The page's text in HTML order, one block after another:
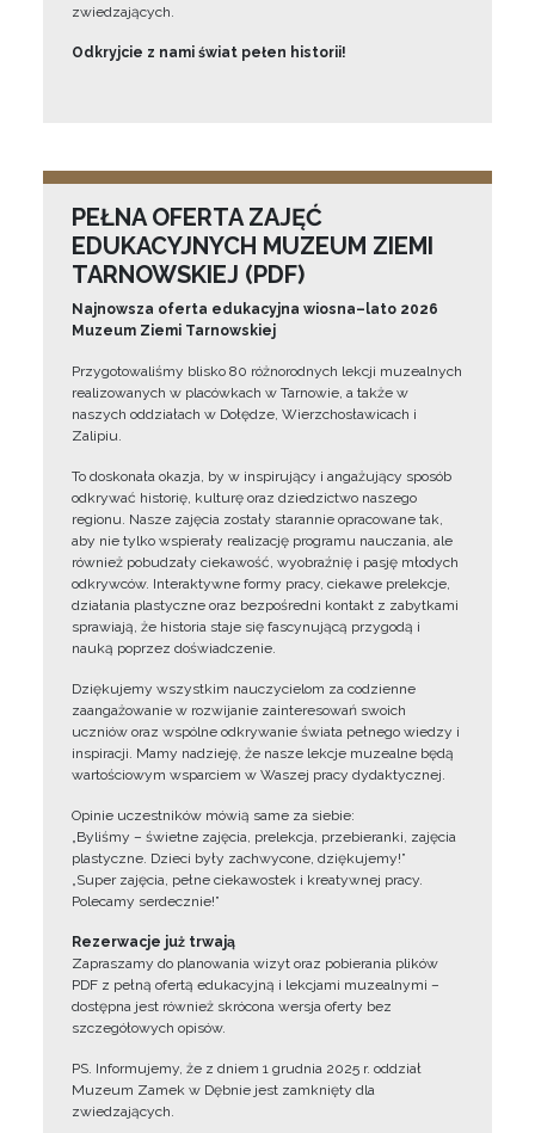
zwiedzających.
Odkryjcie z nami świat pełen historii!
PEŁNA OFERTA ZAJĘĆ
EDUKACYJNYCH MUZEUM ZIEMI
TARNOWSKIEJ (PDF)
Najnowsza oferta edukacyjna wiosna–lato 2026
Muzeum Ziemi Tarnowskiej
Przygotowaliśmy blisko 80 różnorodnych lekcji muzealnych
realizowanych w placówkach w Tarnowie, a także w
naszych oddziałach w Dołędze, Wierzchosławicach i
Zalipiu.
To doskonała okazja, by w inspirujący i angażujący sposób
odkrywać historię, kulturę oraz dziedzictwo naszego
regionu. Nasze zajęcia zostały starannie opracowane tak,
aby nie tylko wspierały realizację programu nauczania, ale
również pobudzały ciekawość, wyobraźnię i pasję młodych
odkrywców. Interaktywne formy pracy, ciekawe prelekcje,
działania plastyczne oraz bezpośredni kontakt z zabytkami
sprawiają, że historia staje się fascynującą przygodą i
nauką poprzez doświadczenie.
Dziękujemy wszystkim nauczycielom za codzienne
zaangażowanie w rozwijanie zainteresowań swoich
uczniów oraz wspólne odkrywanie świata pełnego wiedzy i
inspiracji. Mamy nadzieję, że nasze lekcje muzealne będą
wartościowym wsparciem w Waszej pracy dydaktycznej.
Opinie uczestników mówią same za siebie:
„Byliśmy – świetne zajęcia, prelekcja, przebieranki, zajęcia
plastyczne. Dzieci były zachwycone, dziękujemy!”
„Super zajęcia, pełne ciekawostek i kreatywnej pracy.
Polecamy serdecznie!”
Rezerwacje już trwają
Zapraszamy do planowania wizyt oraz pobierania plików
PDF z pełną ofertą edukacyjną i lekcjami muzealnymi –
dostępna jest również skrócona wersja oferty bez
szczegółowych opisów.
PS. Informujemy, że z dniem 1 grudnia 2025 r. oddział
Muzeum Zamek w Dębnie jest zamknięty dla
zwiedzających.